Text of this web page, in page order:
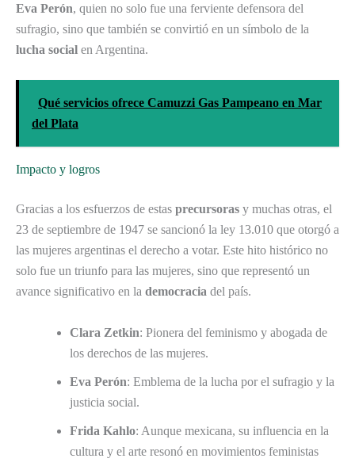
Eva Perón, quien no solo fue una ferviente defensora del
sufragio, sino que también se convirtió en un símbolo de la
lucha social en Argentina.
Qué servicios ofrece Camuzzi Gas Pampeano en Mar
del Plata
Impacto y logros
Gracias a los esfuerzos de estas precursoras y muchas otras, el
23 de septiembre de 1947 se sancionó la ley 13.010 que otorgó a
las mujeres argentinas el derecho a votar. Este hito histórico no
solo fue un triunfo para las mujeres, sino que representó un
avance significativo en la democracia del país.
Clara Zetkin: Pionera del feminismo y abogada de
los derechos de las mujeres.
Eva Perón: Emblema de la lucha por el sufragio y la
justicia social.
Frida Kahlo: Aunque mexicana, su influencia en la
cultura y el arte resonó en movimientos feministas